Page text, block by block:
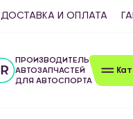
ДОСТАВКА И ОПЛАТА
ПРОИЗВОДИТЕЛЬ
АВТОЗАПЧАСТЕЙ
ДЛЯ АВТОСПОРТА